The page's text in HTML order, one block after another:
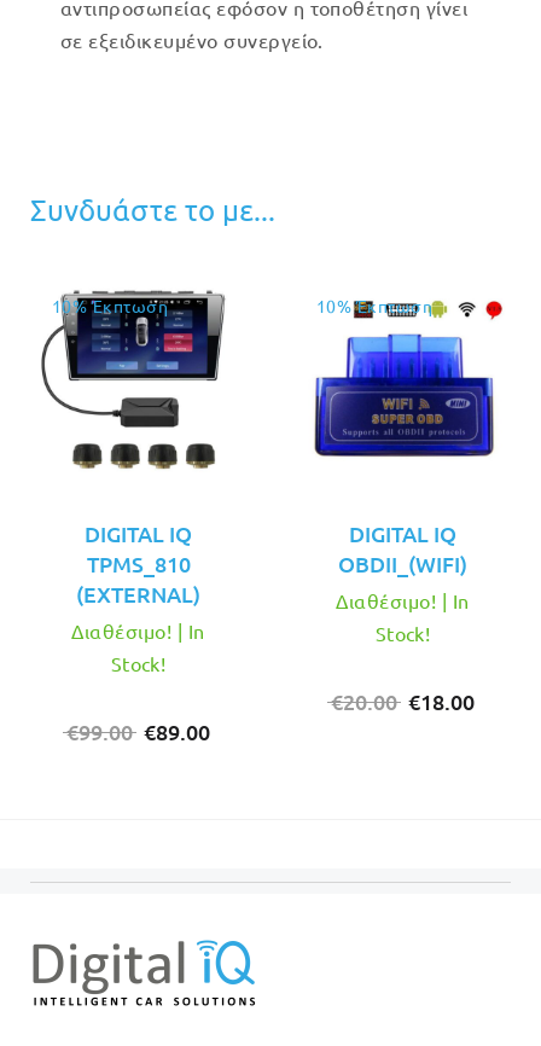
αντιπροσωπείας εφόσον η τοποθέτηση γίνει
σε εξειδικευμένο συνεργείο.
Συνδυάστε το με...
10% Έκπτωση
DIGITAL IQ
TPMS_810
(EXTERNAL)
€99.00 Original
€89.00
Διαθέσιμο! | In
Stock!
10% Έκπτωση
DIGITAL IQ
OBDII_(WIFI)
€20.00 Original
€18.00
Διαθέσιμο! | In
Stock!